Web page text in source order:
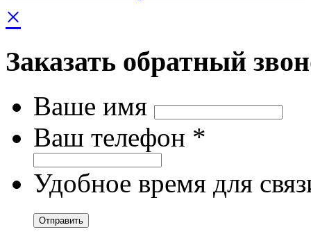
×
Заказать обратный
Ваше имя
Ваш телефон *
Удобное время для